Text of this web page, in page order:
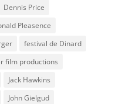
Dennis Price
Pleasence
festival de Dinard
film productions
Jack Hawkins
John Gielgud